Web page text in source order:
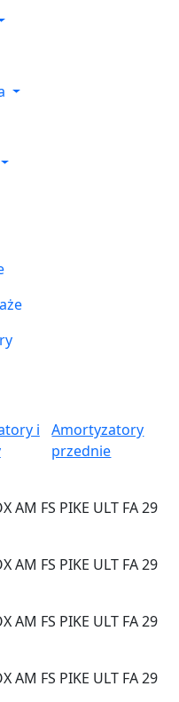
i
Amortyzatory
przednie